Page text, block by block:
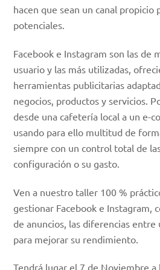
hacen que sean un canal propicio
potenciales.
Facebook e Instagram son las de
usuario y las más utilizadas,
herramientas publicitarias
negocios, productos y servicios.
desde una cafetería local a un e-
usando para ello multitud de
siempre con un control total de
configuración o su gasto.
Ven a nuestro taller 100 %
gestionar Facebook e Instagram,
de anuncios, las diferencias
para mejorar su rendimiento.
Tendrá lugar el 7 de Noviembre a